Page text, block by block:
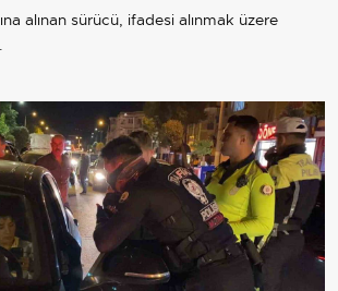
alınan sürücü, ifadesi alınmak üzere